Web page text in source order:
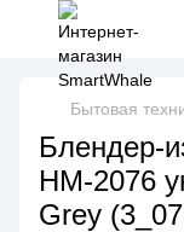
Бытовая
Блендер-
HM-2076
Grey